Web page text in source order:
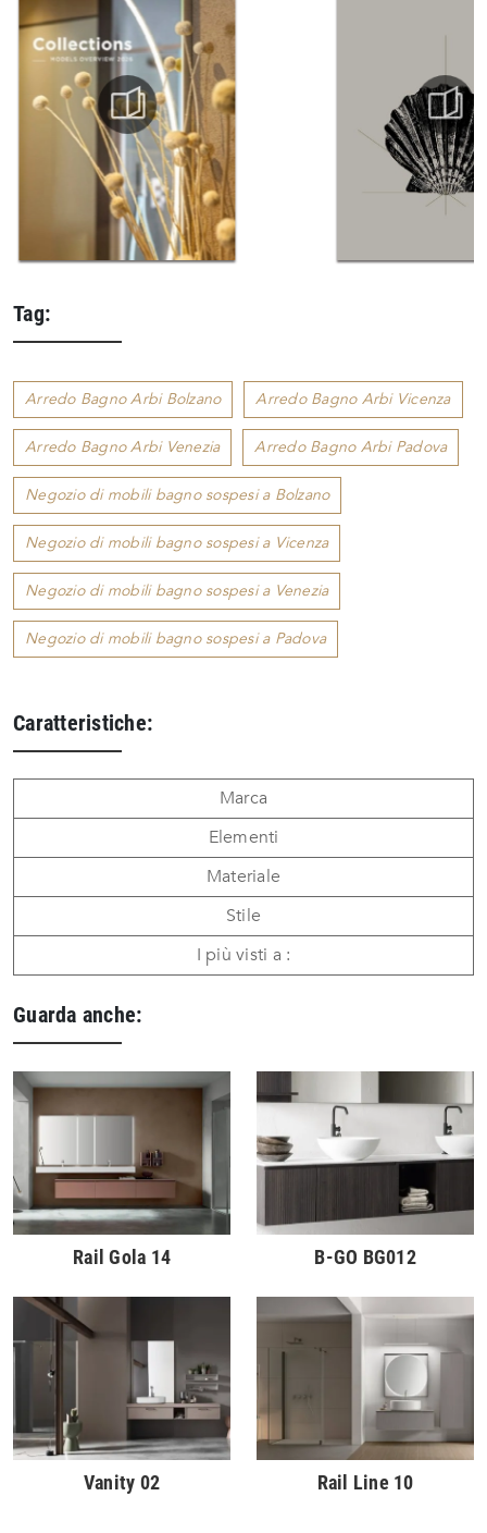
Tag:
Arredo Bagno Arbi Bolzano Arredo Bagno Arbi Vicenza
Arredo Bagno Arbi Venezia Arredo Bagno Arbi Padova
Negozio di mobili bagno sospesi a Bolzano
Negozio di mobili bagno sospesi a Vicenza
Negozio di mobili bagno sospesi a Venezia
Negozio di mobili bagno sospesi a Padova
Caratteristiche:
Marca
Elementi
Materiale
Stile
I più visti a :
Guarda anche:
Rail Gola 14 B-GO BG012
Vanity 02 Rail Line 10